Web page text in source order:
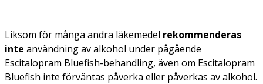
Liksom för många andra läkemedel rekommenderas
inte användning av alkohol under pågående
Escitalopram Bluefish-behandling, även om Escitalopram
Bluefish inte förväntas påverka eller påverkas av alkohol.